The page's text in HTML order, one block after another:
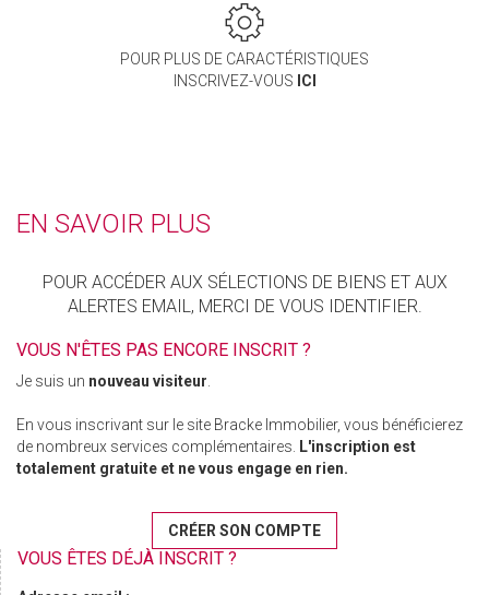
POUR PLUS DE CARACTÉRISTIQUES
INSCRIVEZ-VOUS ICI
EN SAVOIR PLUS
POUR ACCÉDER AUX SÉLECTIONS DE BIENS ET AUX
ALERTES EMAIL, MERCI DE VOUS IDENTIFIER.
VOUS N'ÊTES PAS ENCORE INSCRIT ?
Je suis un nouveau visiteur.
En vous inscrivant sur le site Bracke Immobilier, vous bénéficierez
de nombreux services complémentaires. L'inscription est
totalement gratuite et ne vous engage en rien.
CRÉER SON COMPTE
VOUS ÊTES DÉJÀ INSCRIT ?